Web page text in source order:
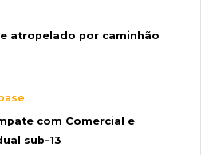
atropelado por caminhão
com Comercial e
sub-13